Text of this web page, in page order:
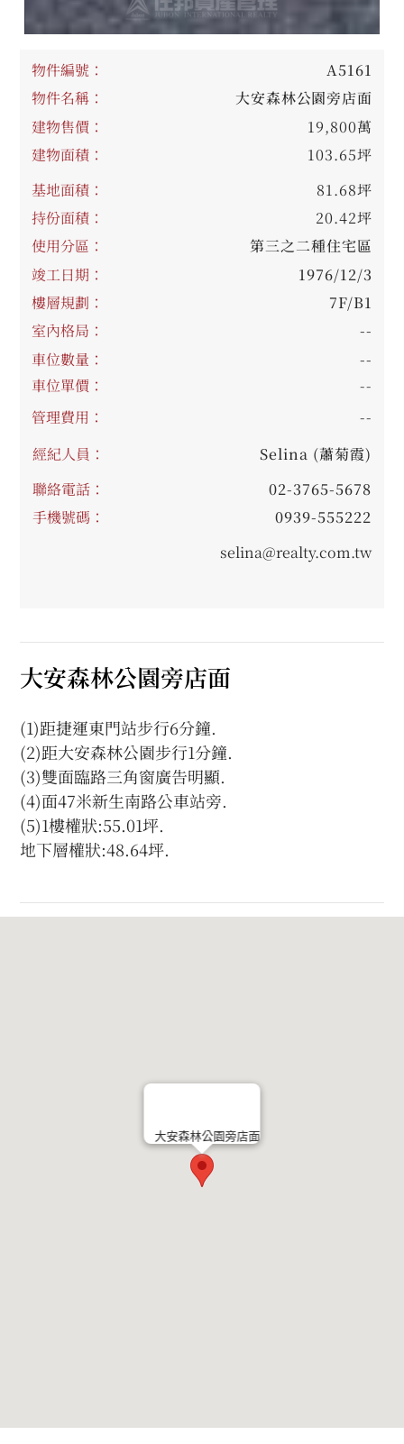
物件編號：
A5161
物件名稱：
大安森林公園旁店面
建物售價：
19,800萬
建物面積：
103.65坪
基地面積：
81.68坪
持份面積：
20.42坪
使用分區：
第三之二種住宅區
竣工日期：
1976/12/3
樓層規劃：
7F/B1
室內格局：
--
車位數量：
--
車位單價：
--
管理費用：
--
經紀人員：
Selina (蕭菊霞)
聯絡電話：
02-3765-5678
手機號碼：
0939-555222
selina@realty.com.tw
大安森林公園旁店面
(1)距捷運東門站步行6分鐘.
(2)距大安森林公園步行1分鐘.
(3)雙面臨路三角窗廣告明顯.
(4)面47米新生南路公車站旁.
(5)1樓權狀:55.01坪.
地下層權狀:48.64坪.
大安森林公園旁店面